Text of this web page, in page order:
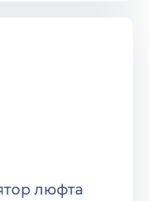
люфта